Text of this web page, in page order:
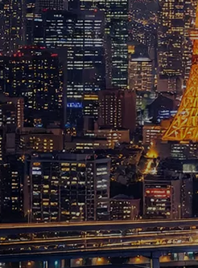
ブログ
スポーツ
テニス四